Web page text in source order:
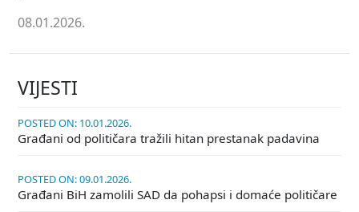
08.01.2026.
VIJESTI
POSTED ON: 10.01.2026.
Građani od političara tražili hitan prestanak padavina
POSTED ON: 09.01.2026.
Građani BiH zamolili SAD da pohapsi i domaće političare